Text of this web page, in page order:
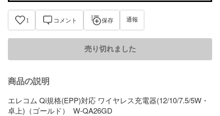
1 コメント 保存 通報
売り切れました
商品の説明
エレコム Qi規格(EPP)対応 ワイヤレス充電器(12/10/7.5/5W・
卓上)（ゴールド）  W-QA26GD